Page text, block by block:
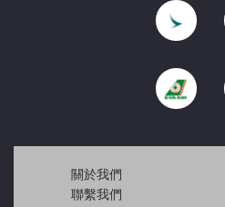
關於我們
聯繫我們